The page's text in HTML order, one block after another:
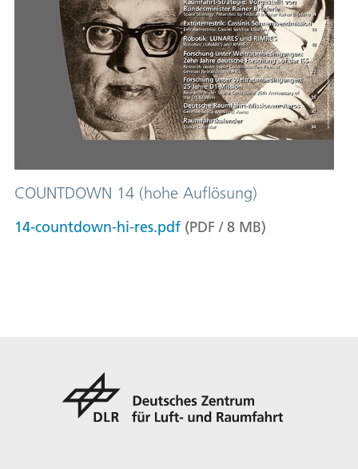
COUNTDOWN 14 (hohe Auflösung)
14-countdown-hi-res.pdf (PDF / 8 MB)